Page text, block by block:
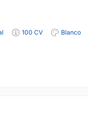
100 CV
Blanco